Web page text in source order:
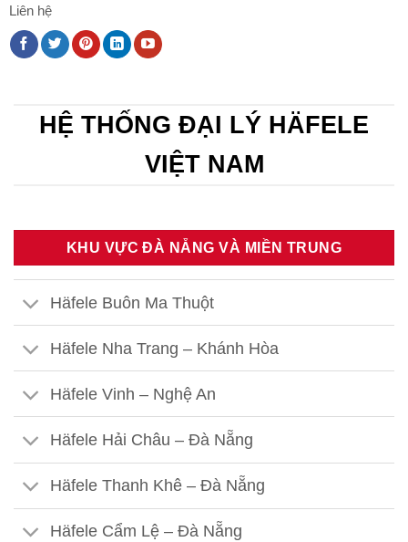
Liên hệ
HỆ THỐNG ĐẠI LÝ HÄFELE
VIỆT NAM
KHU VỰC ĐÀ NẴNG VÀ MIỀN TRUNG
Häfele Buôn Ma Thuột
Häfele Nha Trang – Khánh Hòa
Häfele Vinh – Nghệ An
Häfele Hải Châu – Đà Nẵng
Häfele Thanh Khê – Đà Nẵng
Häfele Cẩm Lệ – Đà Nẵng